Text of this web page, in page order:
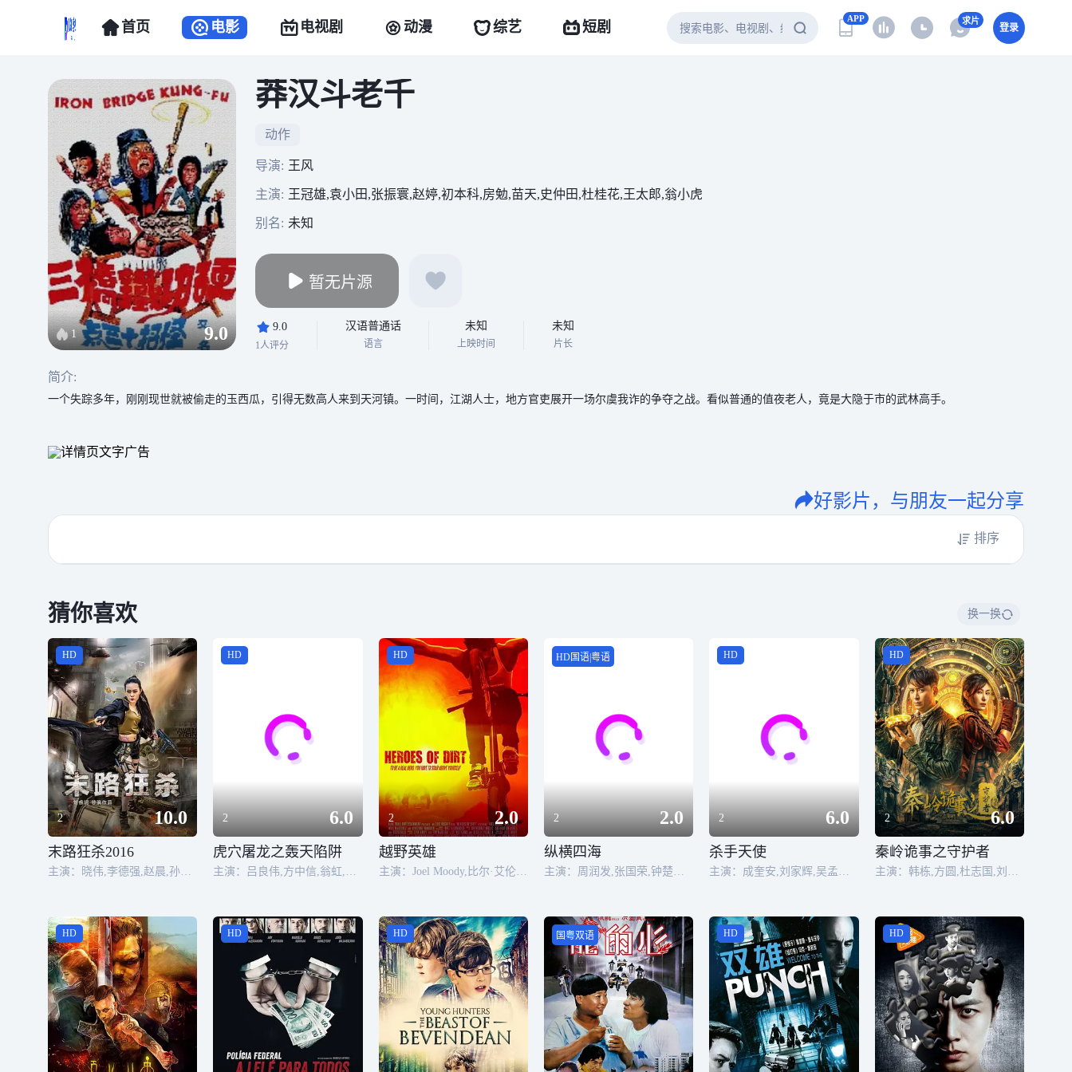
首页 电影 电视剧 动漫 综艺 短剧
APP 求片
登录
1 9.0
莽汉斗老千
动作
导演: 王风
主演: 王冠雄,袁小田,张振寰,赵婷,初本科,房勉,苗天,史仲田,杜桂花,王太郎,翁小虎
别名: 未知
暂无片源
9.0
1人评分
汉语普通话
语言
未知
上映时间
未知
片长
简介:
一个失踪多年，刚刚现世就被偷走的玉西瓜，引得无数高人来到天河镇。一时间，江湖人士，地方官吏展开一场尔虞我诈的争夺之战。看似普通的值夜老人，竟是大隐于市的武林高手。
好影片，与朋友一起分享
排序
猜你喜欢 换一换
2 10.0
HD
末路狂杀2016
主演：晓伟,李德强,赵晨,孙玉华
2 6.0
HD
虎穴屠龙之轰天陷阱
主演：吕良伟,方中信,翁虹,郑浩南,龙刚,岑建勋
2 2.0
HD
越野英雄
主演：Joel Moody,比尔·艾伦,Vivian Vanhorn,Bill Allen,Engelia McCullough
2 2.0
HD国语|粤语
纵横四海
主演：周润发,张国荣,钟楚红,朱江,曾江,胡枫,唐宁,邓一君
2 6.0
HD
杀手天使
主演：成奎安,刘家辉,吴孟达,李赛凤
2 6.0
HD
秦岭诡事之守护者
主演：韩栋,方圆,杜志国,刘波,萧松原,高玉庆
HD HD HD 国粤双语 HD HD